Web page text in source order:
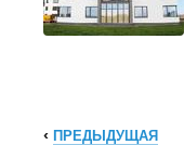
ПРЕДЫДУЩАЯ